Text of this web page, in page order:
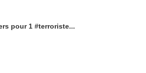
pour 1 #terroriste...